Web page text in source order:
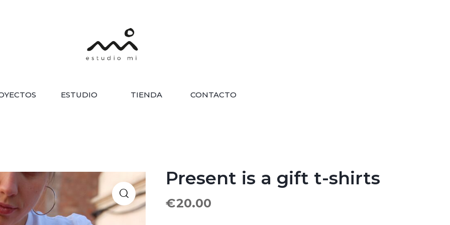
ESTUDIO TIENDA CONTACTO
🔍
Present is a gift t-shirts
€20.00